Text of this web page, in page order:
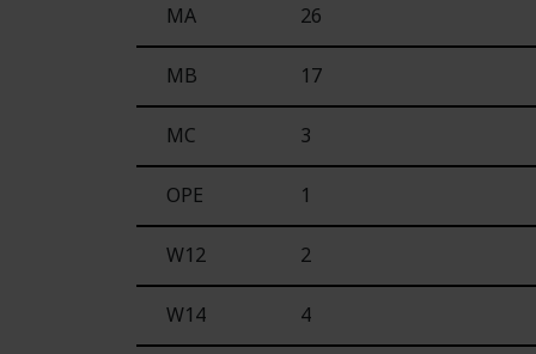
MA 26
MB 17
MC 3
OPE 1
W12 2
W14 4